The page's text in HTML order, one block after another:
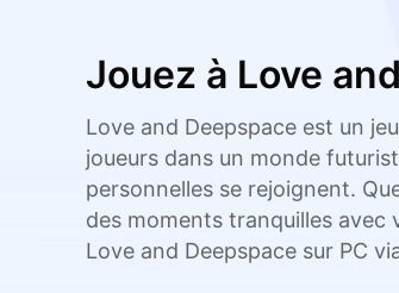
Jouez à Love
Love and Deepspace est un
joueurs dans un monde
personnelles se rejoignent.
des moments tranquilles avec
Love and Deepspace sur PC